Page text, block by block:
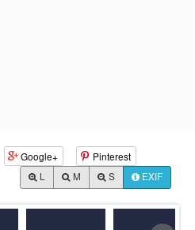
Google+ Pinterest
M S EXIF